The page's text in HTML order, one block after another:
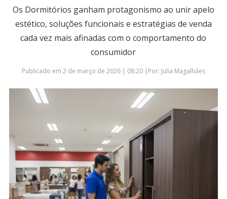
Os Dormitórios ganham protagonismo ao unir apelo
estético, soluções funcionais e estratégias de venda
cada vez mais afinadas com o comportamento do
consumidor
Publicado em 2 de março de 2026 | 08:20 |Por: Julia Magalhães